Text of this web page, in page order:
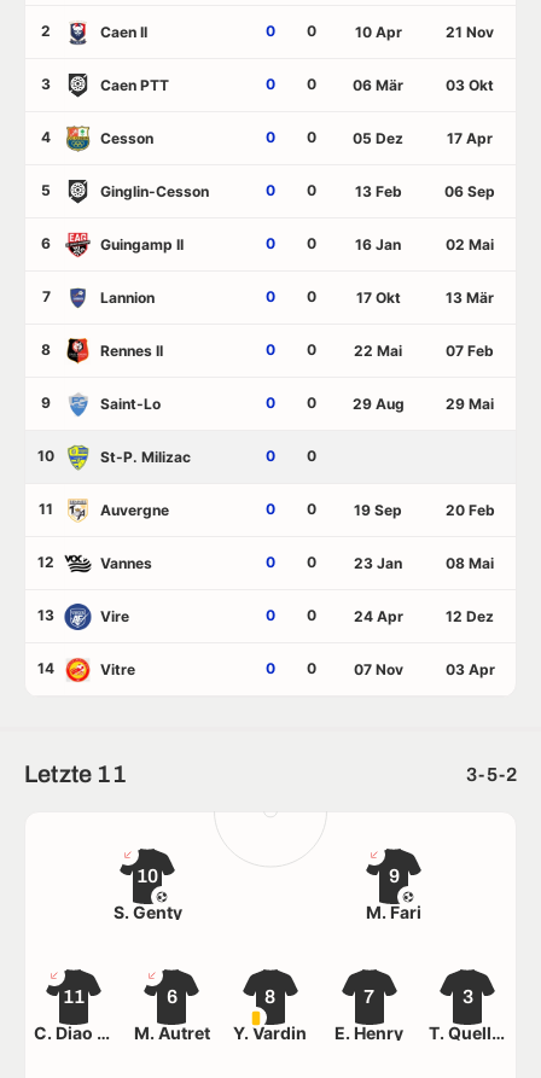
2 Caen II 0 0 10 Apr 21 Nov
3 Caen PTT 0 0 06 Mär 03 Okt
4 Cesson 0 0 05 Dez 17 Apr
5 Ginglin-Cesson 0 0 13 Feb 06 Sep
6 Guingamp II 0 0 16 Jan 02 Mai
7 Lannion 0 0 17 Okt 13 Mär
8 Rennes II 0 0 22 Mai 07 Feb
9 Saint-Lo 0 0 29 Aug 29 Mai
10 St-P. Milizac 0 0
11 Auvergne 0 0 19 Sep 20 Feb
12 Vannes 0 0 23 Jan 08 Mai
13 Vire 0 0 24 Apr 12 Dez
14 Vitre 0 0 07 Nov 03 Apr
Letzte 11 3-5-2
11
C. Diao Serigne
6
M. Autret
8
Y. Vardin
7
E. Henry
3
T. Quellec
10
S. Genty
9
M. Fari